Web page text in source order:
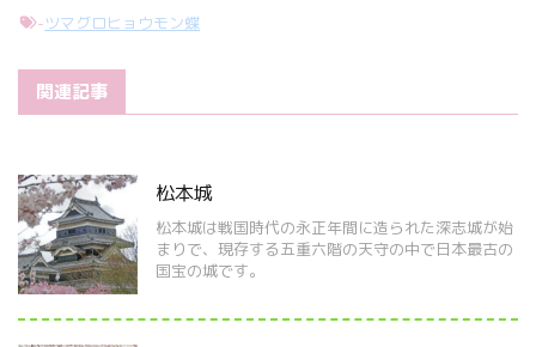
-ツマグロヒョウモン蝶
関連記事
松本城
松本城は戦国時代の永正年間に造られた深志城が始
まりで、現存する五重六階の天守の中で日本最古の
国宝の城です。